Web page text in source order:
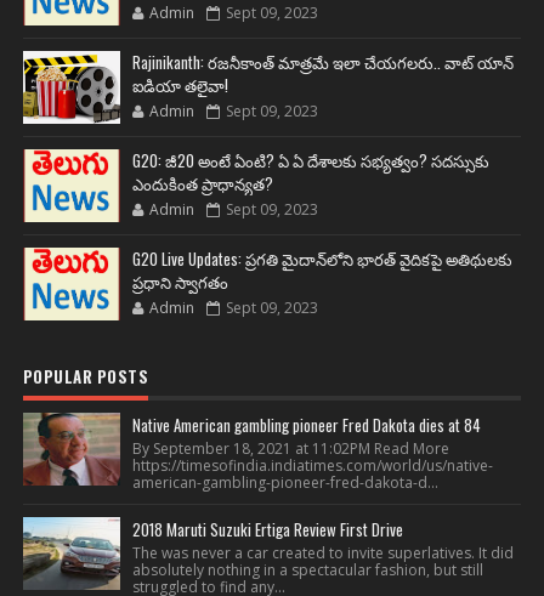
Admin Sept 09, 2023
Rajinikanth: రజనీకాంత్ మాత్రమే ఇలా చేయగలరు.. వాట్ యాన్
ఐడియా తలైవా!
Admin Sept 09, 2023
G20: జీ20 అంటే ఏంటి? ఏ ఏ దేశాలకు సభ్యత్వం? సదస్సుకు
ఎందుకింత ప్రాధాన్యత?
Admin Sept 09, 2023
G20 Live Updates: ప్రగతి మైదాన్‌లోని భారత్ వైదికపై అతిథులకు
ప్రధాని స్వాగతం
Admin Sept 09, 2023
POPULAR POSTS
Native American gambling pioneer Fred Dakota dies at 84
By September 18, 2021 at 11:02PM Read More
https://timesofindia.indiatimes.com/world/us/native-
american-gambling-pioneer-fred-dakota-d...
2018 Maruti Suzuki Ertiga Review First Drive
The was never a car created to invite superlatives. It did
absolutely nothing in a spectacular fashion, but still
struggled to find any...